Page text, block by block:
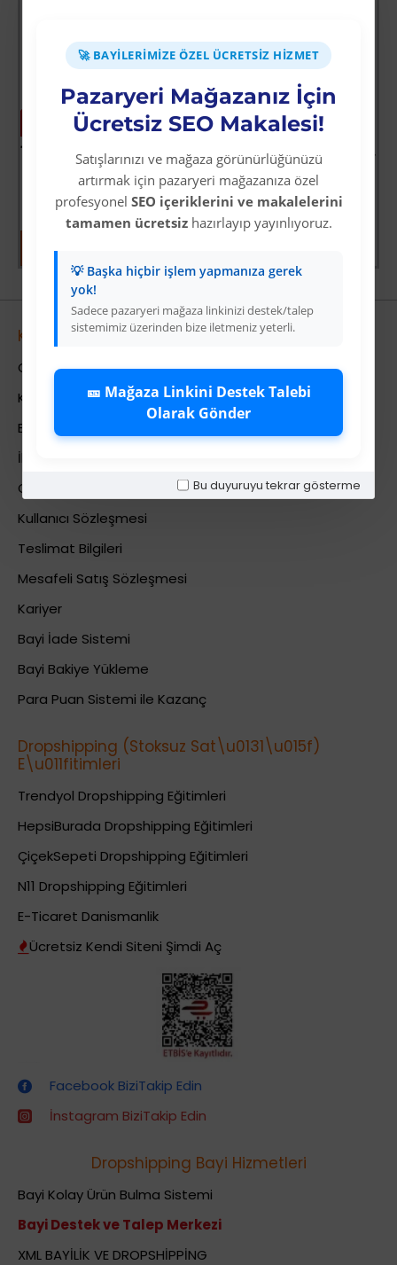
🚀 BAYILERIMIZE ÖZEL ÜCRETSIZ HIZMET
Pazaryeri Mağazanız İçin
Ücretsiz SEO Makalesi!
Satışlarınızı ve mağaza görünürlüğünüzü
artırmak için pazaryeri mağazanıza özel
profesyonel SEO içeriklerini ve makalelerini
tamamen ücretsizhazırlayıp yayınlıyoruz.
💡 Başka hiçbir işlem yapmanıza gerek
yok!
Sadece pazaryeri mağaza linkinizi destek/talep
sistemimiz üzerinden bize iletmeniz yeterli.
🎫 Mağaza Linkini Destek Talebi
Olarak Gönder
Bu duyuruyu tekrar gösterme
10 Mm Kasap Et Kancası - 239li Dönerli Set - Et İşleme - Hijyenik - Düzenli - Dayanıklı - Uzun Ömürlü
Üyelere Özel Fiyat
Üye Olunuz
-63 %
Apple İphone 14 Pro Kılıf Elegant Kapak - Lacivert
Üyelere Özel Fiyat
Üye Olunuz
Kurumsal
Colezium Hakkında
Kurumsal Bilgiler
Banka Hesab Bilgileri
İletişim
Gizlilik Politikası
Kullanıcı Sözleşmesi
Teslimat Bilgileri
Mesafeli Satış Sözleşmesi
Kariyer
Bayi İade Sistemi
Bayi Bakiye Yükleme
Para Puan Sistemi ile Kazanç
Dropshipping (Stoksuz Sat\u0131\u015f)
E\u011fitimleri
Trendyol Dropshipping Eğitimleri
HepsiBurada Dropshipping Eğitimleri
ÇiçekSepeti Dropshipping Eğitimleri
N11 Dropshipping Eğitimleri
E-Ticaret Danismanlik
Ücretsiz Kendi Siteni Şimdi Aç
Facebook BiziTakip Edin
İnstagram BiziTakip Edin
Dropshipping Bayi Hizmetleri
Bayi Kolay Ürün Bulma Sistemi
Bayi Destek ve Talep Merkezi
XML BAYİLİK VE DROPSHİPPİNG